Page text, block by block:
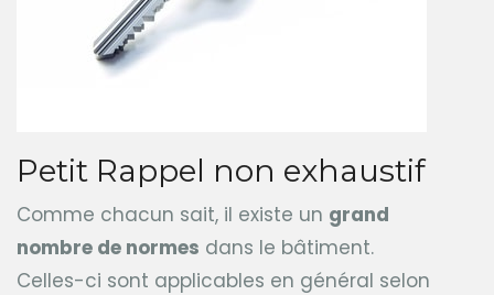
Petit Rappel non exhaustif
Comme chacun sait, il existe un grand
nombre de normes dans le bâtiment.
Celles-ci sont applicables en général selon